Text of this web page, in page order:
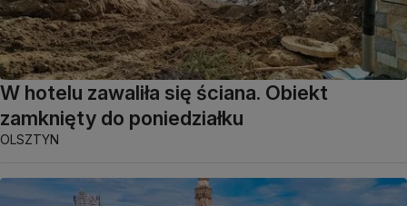
W hotelu zawaliła się ściana. Obiekt
zamknięty do poniedziałku
OLSZTYN